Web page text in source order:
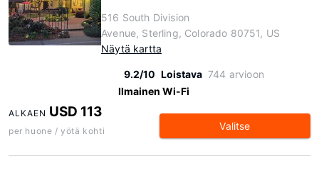
516 South Division
Avenue, Sterling, Colorado 80751, US
Näytä kartta
9.2/10 Loistava 744 arvioon
Ilmainen Wi-Fi
ALKAEN USD 113
per huone / yötä kohti Valitse